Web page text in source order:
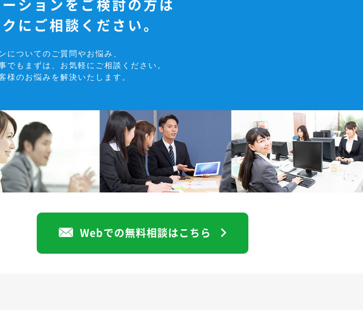
ションを ご検討の方は
にご相談ください。
についてのご質問やお悩み、
でもまずは、お気軽にご相談ください。
様のお悩みを解決いたします。
Webでの無料相談はこちら